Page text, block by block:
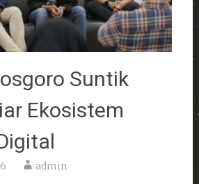
Suntik
Ekosistem
admin